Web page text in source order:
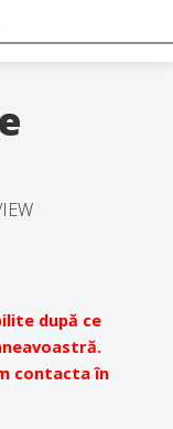
după ce
contacta în